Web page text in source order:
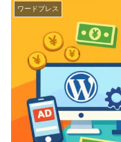
ワードプレス